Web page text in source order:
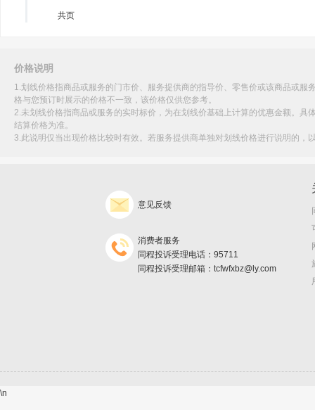
共页
价格说明
1.划线价格指商品或服务的门市价、服务提供商的指导价、零售价或该商品或
格与您预订时展示的价格不一致，该价格仅供您参考。
2.未划线价格指商品或服务的实时标价，为在划线价基础上计算的优惠金额。
结算价格为准。
3.此说明仅当出现价格比较时有效。若服务提供商单独对划线价格进行说明的
意见反馈
消费者服务
同程投诉受理电话：95711
同程投诉受理邮箱：tcfwfxbz@ly.com
\n